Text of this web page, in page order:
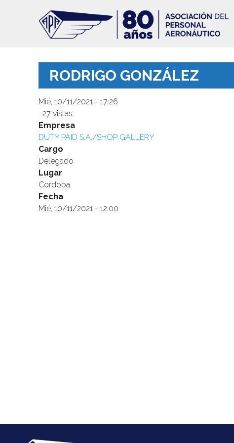
RODRIGO GONZÁLEZ
Mié, 10/11/2021 - 17:26
27 vistas
Image
Empresa
DUTY PAID S.A./SHOP GALLERY
Cargo
Delegado
Lugar
Cordoba
Fecha
Mié, 10/11/2021 - 12:00